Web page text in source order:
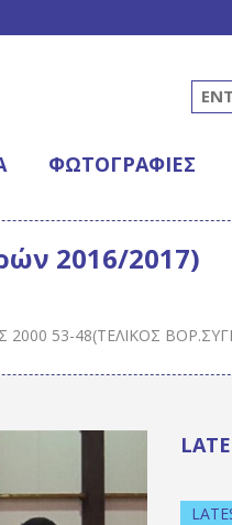
ΦΩΤΟΓΡΑΦΊΕΣ
2016/2017)
2000 53-48(ΤΕΛΙΚΌΣ